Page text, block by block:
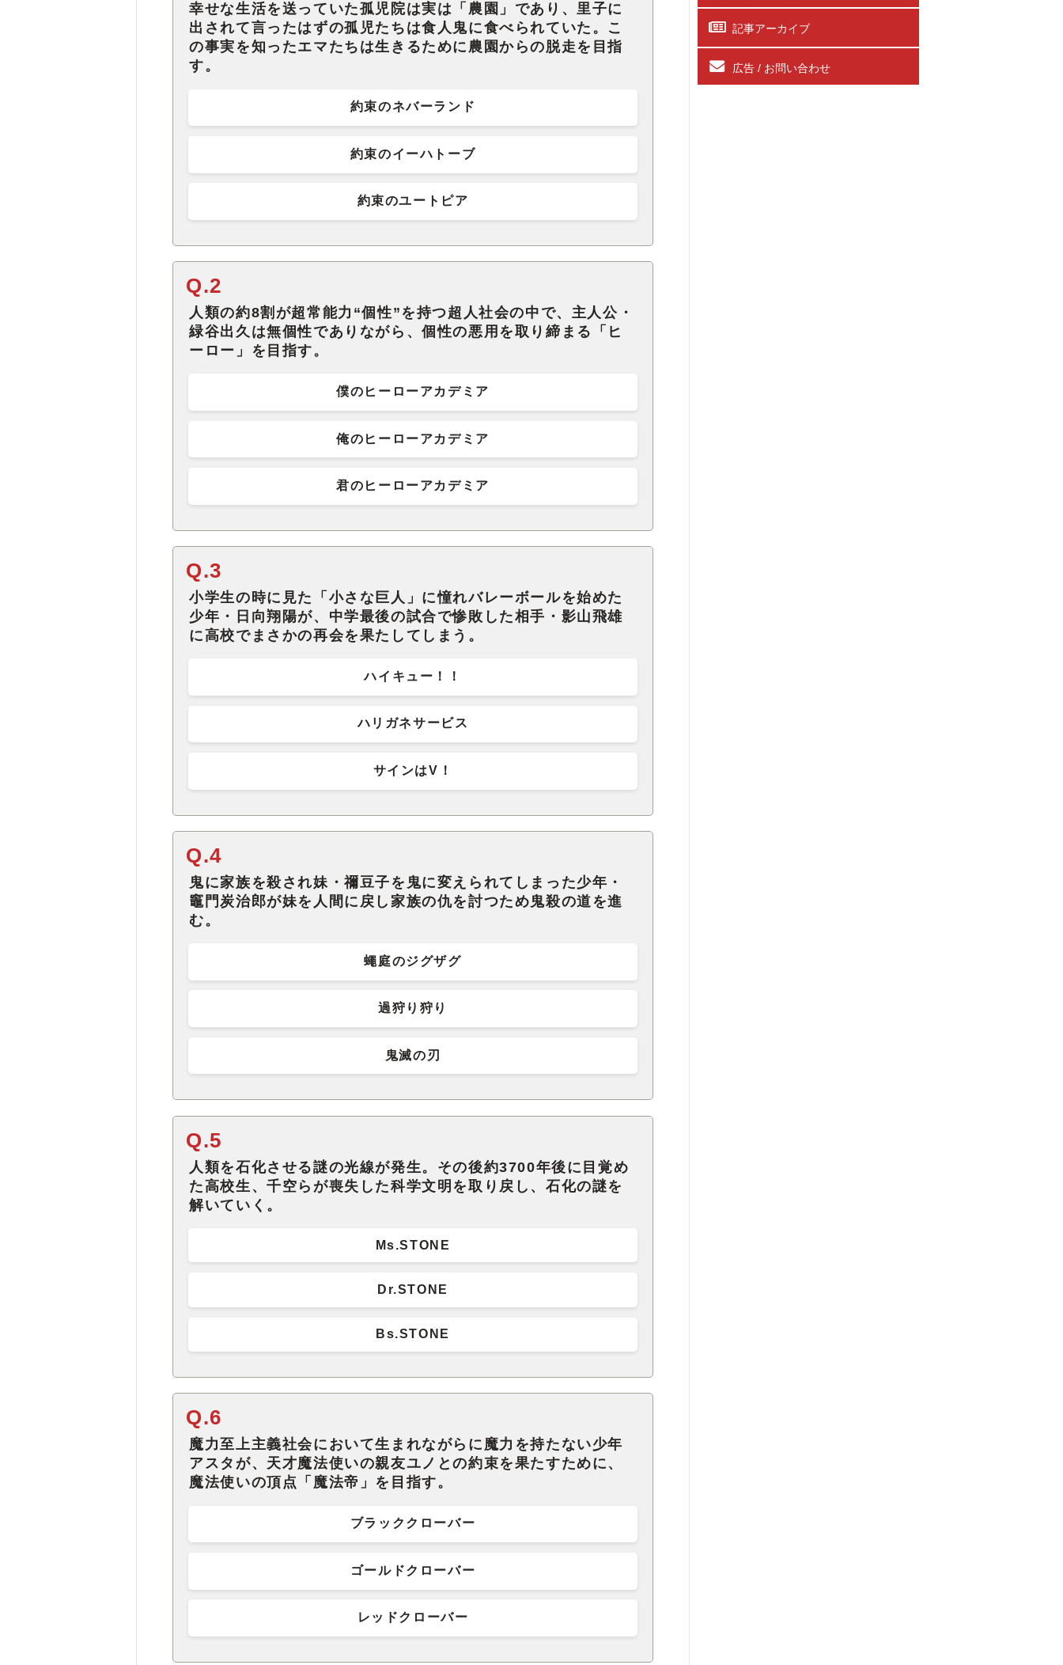
幸せな生活を送っていた孤児院は実は「農園」であり、里子に
出されて言ったはずの孤児たちは食人鬼に食べられていた。こ
の事実を知ったエマたちは生きるために農園からの脱走を目指
す。
約束のネバーランド
約束のイーハトーブ
約束のユートピア
Q.2
人類の約8割が超常能力“個性”を持つ超人社会の中で、主人公・
緑谷出久は無個性でありながら、個性の悪用を取り締まる「ヒ
ーロー」を目指す。
僕のヒーローアカデミア
俺のヒーローアカデミア
君のヒーローアカデミア
Q.3
小学生の時に見た「小さな巨人」に憧れバレーボールを始めた
少年・日向翔陽が、中学最後の試合で惨敗した相手・影山飛雄
に高校でまさかの再会を果たしてしまう。
ハイキュー！！
ハリガネサービス
サインはV！
Q.4
鬼に家族を殺され妹・禰豆子を鬼に変えられてしまった少年・
竈門炭治郎が妹を人間に戻し家族の仇を討つため鬼殺の道を進
む。
蠅庭のジグザグ
過狩り狩り
鬼滅の刃
Q.5
人類を石化させる謎の光線が発生。その後約3700年後に目覚め
た高校生、千空らが喪失した科学文明を取り戻し、石化の謎を
解いていく。
Ms.STONE
Dr.STONE
Bs.STONE
Q.6
魔力至上主義社会において生まれながらに魔力を持たない少年
アスタが、天才魔法使いの親友ユノとの約束を果たすために、
魔法使いの頂点「魔法帝」を目指す。
ブラッククローバー
ゴールドクローバー
レッドクローバー
記事アーカイブ
広告 / お問い合わせ